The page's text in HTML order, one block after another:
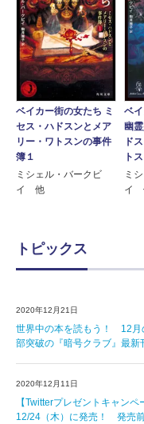
ベイカー街の女たち ミ
セス・ハドスンとメア
リー・ワトスンの事件
簿１
ミシェル・バークビ
イ 他
ベ
幽
ド
ト
ミ
イ
トピックス
2020年12月21日
世界中の本を読もう！ 12月
部突破の『暗号クラブ』最新
2020年12月11日
【Twitterプレゼントキャン
12/24（木）に発売！ 発売